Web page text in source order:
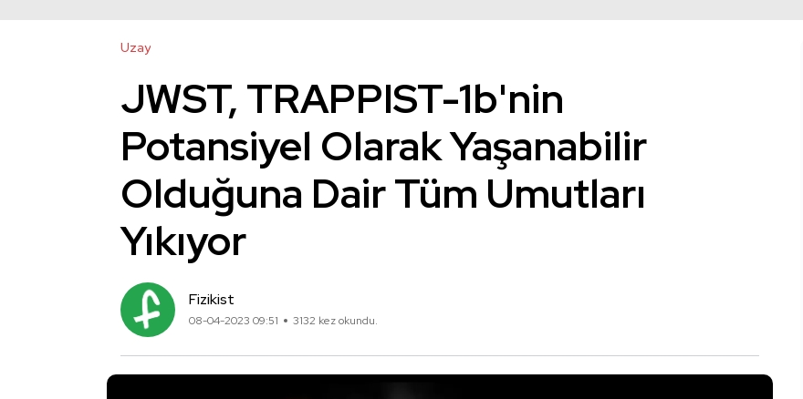
Uzay
JWST, TRAPPIST-1b'nin
Potansiyel Olarak Yaşanabilir
Olduğuna Dair Tüm Umutları
Yıkıyor
Fizikist
08-04-2023 09:51 3132 kez okundu.